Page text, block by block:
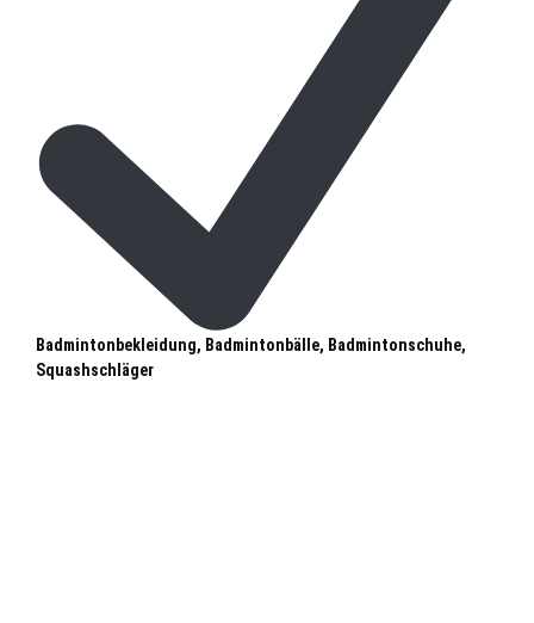
Badmintonbekleidung, Badmintonbälle, Badmintonschuhe,
Squashschläger